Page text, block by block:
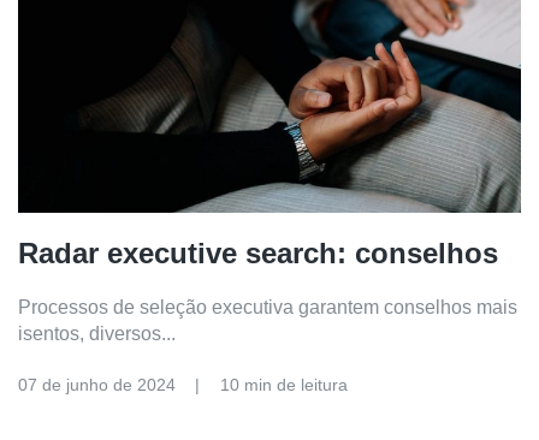
Radar executive search: conselhos
Processos de seleção executiva garantem conselhos mais
isentos, diversos...
07 de junho de 2024 10 min de leitura